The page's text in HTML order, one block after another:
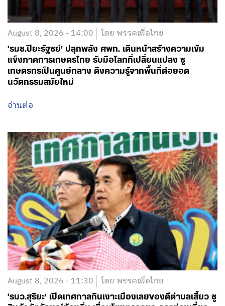
August 8, 2026 - 14:00 โดย พรรคเพื่อไทย
‘รมช.ปิยะรัฐชย์’ ปลุกพลัง ศพก. เดินหน้าสร้างความเข้ม
แข็งภาคการเกษตรไทย รับมือโลกที่เปลี่ยนแปลง ชู
เกษตรกรเป็นศูนย์กลาง ดึงความรู้จากพื้นที่ต่อยอด
นวัตกรรมสมัยใหม่
อ่านต่อ
August 8, 2026 - 11:30 โดย พรรคเพื่อไทย
‘รมว.สุริยะ’ เปิดเทศกาลกินเงาะเมืองเลยของดีตำบลเสี้ยว ชู